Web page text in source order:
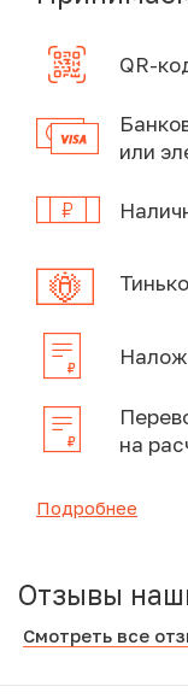
QR-
или
на
Подробнее
Отзывы
Смотреть все